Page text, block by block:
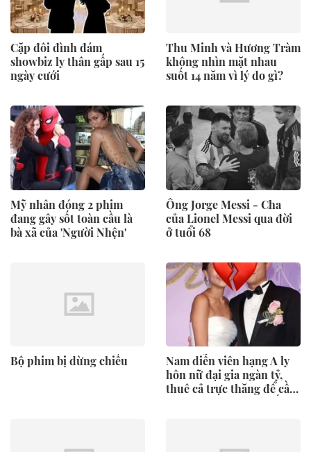
Cặp đôi đình đám
showbiz ly thân gấp sau 15
ngày cưới
Thu Minh và Hương Tràm
không nhìn mặt nhau
suốt 14 năm vì lý do gì?
Mỹ nhân đóng 2 phim
đang gây sốt toàn cầu là
bà xã của 'Người Nhện'
Ông Jorge Messi - Cha
của Lionel Messi qua đời
ở tuổi 68
Bộ phim bị dừng chiếu
Nam diễn viên hạng A ly
hôn nữ đại gia ngàn tỷ,
thuê cả trực thăng để cầu